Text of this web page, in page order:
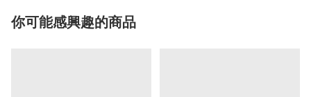
你可能感興趣的商品